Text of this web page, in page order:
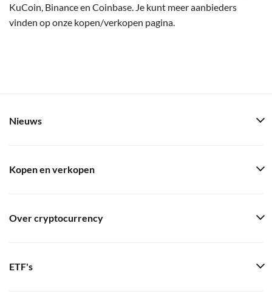
KuCoin, Binance en Coinbase. Je kunt meer aanbieders
vinden op onze kopen/verkopen pagina.
Nieuws
Kopen en verkopen
Over cryptocurrency
ETF's